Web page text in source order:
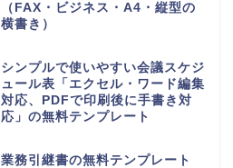
（FAX・ビジネス・A4・縦型の
横書き）
シンプルで使いやすい会議スケジ
ュール表「エクセル・ワード編集
対応、PDFで印刷後に手書き対
応」の無料テンプレート
業務引継書の無料テンプレート